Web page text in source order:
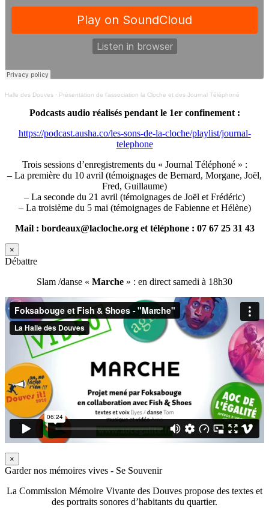
Halle des Douves · Présentation de l’association la Cloche et des Journal Téléphoné
Podcasts audio réalisés pendant le 1er confinement :
https://podcast.ausha.co/les-sons-de-la-cloche/playlist/journal-
telephone
Trois sessions d’enregistrements du « Journal Téléphoné » :
– La première du 10 avril (témoignages de Bernard, Morgane, Joël,
Fred, Guillaume)
– La seconde du 21 avril (témoignages de Joël et Frédéric)
– La troisième du 5 mai (témoignages de Fabienne et Hélène)
Mail : bordeaux@lacloche.org et téléphone : 07 67 25 31 43
×
Débattre
Slam /danse « Marche » : en direct samedi à 18h30
×
Garder nos mémoires vives - Se Souvenir
La Commission Mémoire Vivante des Douves propose des textes et
des portraits sonores d’habitants du quartier.